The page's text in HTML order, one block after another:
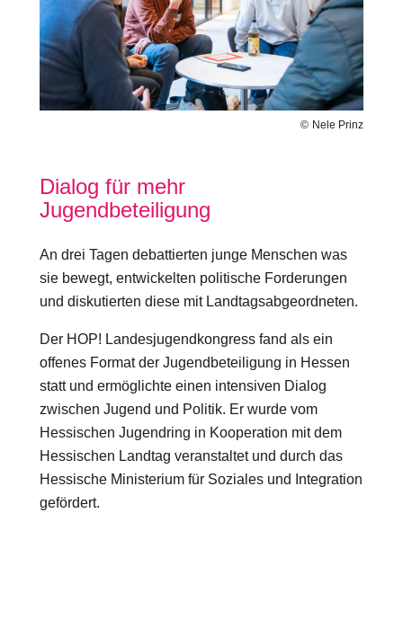
Nele Prinz
Dialog für mehr
Jugendbeteiligung
An drei Tagen debattierten junge Menschen was
sie bewegt, entwickelten politische Forderungen
und diskutierten diese mit Landtagsabgeordneten.
Der HOP! Landesjugendkongress fand als ein
offenes Format der Jugendbeteiligung in Hessen
statt und ermöglichte einen intensiven Dialog
zwischen Jugend und Politik. Er wurde vom
Hessischen Jugendring in Kooperation mit dem
Hessischen Landtag veranstaltet und durch das
Hessische Ministerium für Soziales und Integration
gefördert.